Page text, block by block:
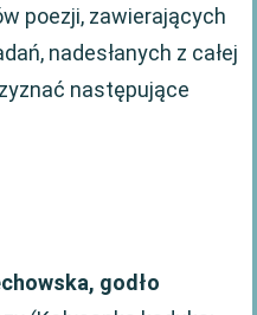
poezji, zawierających
nadesłanych z całej
następujące
godło